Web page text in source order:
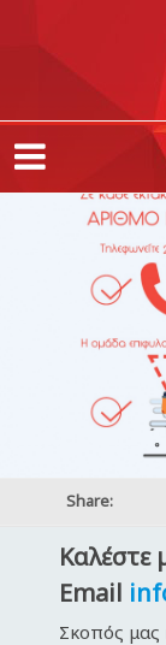
Share:
Καλέστε
Email
Σκοπός μας